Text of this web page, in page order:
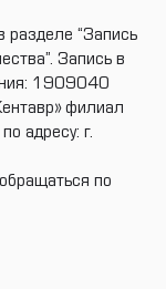
разделе “Запись
Запись в
1909040
филиал
адресу: г.
по